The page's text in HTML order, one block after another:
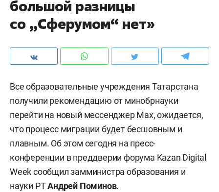
большой разницы
со „Сферумом“ нет»
Все образовательные учреждения Татарстана
получили рекомендацию от минобрнауки
перейти на новый мессенджер Max, ожидается,
что процесс миграции будет бесшовным и
плавным. Об этом сегодня на пресс-
конференции в преддверии форума Kazan Digital
Week сообщил замминистра образования и
науки РТАндрей Поминов.